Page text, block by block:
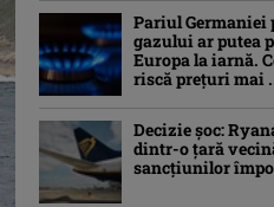
Pariul Germaniei
gazului ar putea
Europa la iarnă.
riscă preţuri mai
Decizie șoc:
dintr-o țară
sancțiunilor